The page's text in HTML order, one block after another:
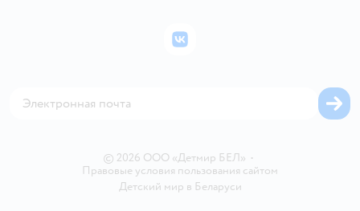
Политика использования файлов cookie
Бонусные карты
© 2026 ООО «Детмир БЕЛ» •
Правовые условия пользования сайтом
Детский мир в Беларуси
ВКонтакте